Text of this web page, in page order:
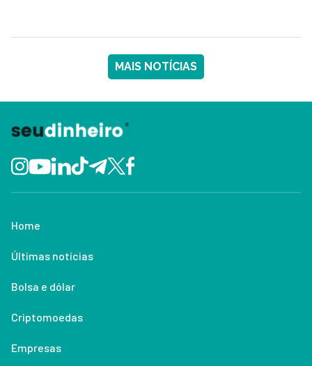
MAIS NOTÍCIAS
Home
Últimas notícias
Bolsa e dólar
Criptomoedas
Empresas